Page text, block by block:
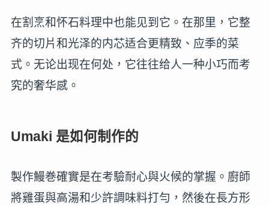
在割烹和怀石料理中也能见到它。在那里，它整
齐的切片和光泽的内芯适合更精致、应季的菜
式。无论出现在何处，它往往给人一种小巧而考
究的奢华感。
Umaki 是如何制作的
製作鰻巻確實是在考驗耐心與火候的掌握。廚師
將雞蛋與高湯和少許調味料打勻，然後在長方形